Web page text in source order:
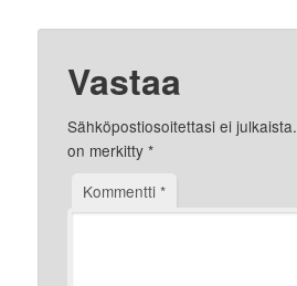
Vastaa
Sähköpostiosoitettasi ei julkaista.
on merkitty*
Kommentti*